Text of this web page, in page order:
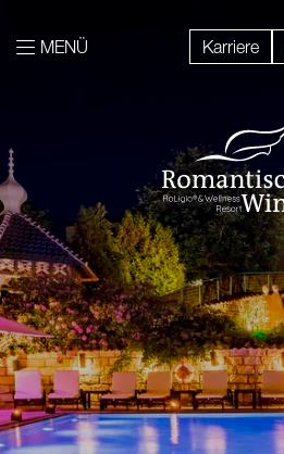
MENÜ Karriere